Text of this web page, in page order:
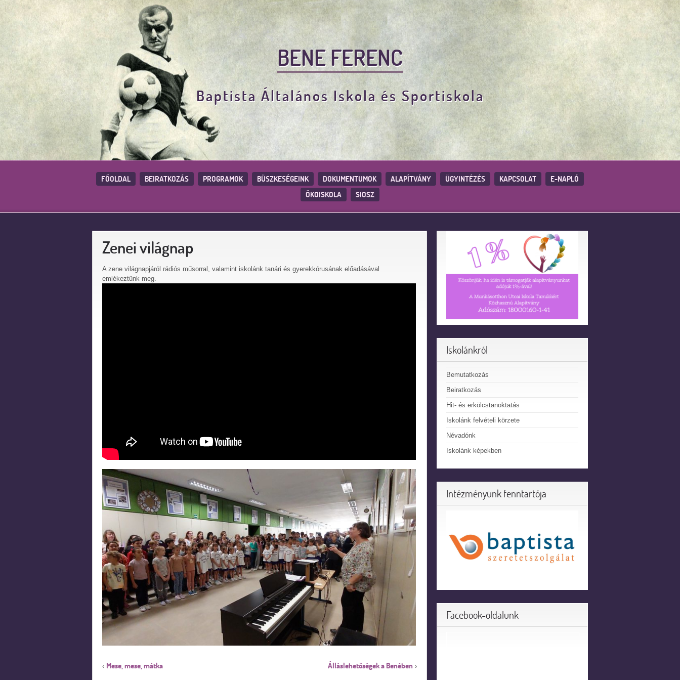
BENE FERENC
Baptista Általános Iskola és Sportiskola
FŐOLDAL BEIRATKOZÁS PROGRAMOK BÜSZKESÉGEINK DOKUMENTUMOK ALAPÍTVÁNY ÜGYINTÉZÉS KAPCSOLAT
E-NAPLÓ
ÖKOISKOLA
SIOSZ
Zenei világnap
A zene világnapjáról rádiós műsorral, valamint iskolánk tanári és gyerekkórusának előadásával
emlékeztünk meg.
‹ Mese, mese, mátka Álláslehetőségek a Benében›
Iskolánkról
Bemutatkozás
Beiratkozás
Hit- és erkölcstanoktatás
Iskolánk felvételi körzete
Névadónk
Iskolánk képekben
Intézményünk fenntartója
Facebook-oldalunk